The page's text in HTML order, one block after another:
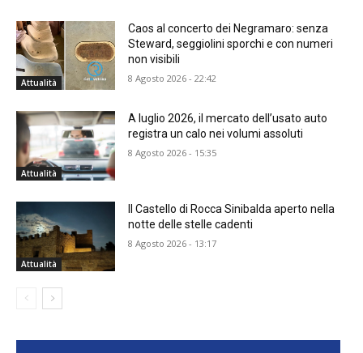
Attualità
Caos al concerto dei Negramaro: senza
Steward, seggiolini sporchi e con numeri
non visibili
8 Agosto 2026 - 22:42
Attualità
A luglio 2026, il mercato dell’usato auto
registra un calo nei volumi assoluti
8 Agosto 2026 - 15:35
Attualità
Il Castello di Rocca Sinibalda aperto nella
notte delle stelle cadenti
8 Agosto 2026 - 13:17